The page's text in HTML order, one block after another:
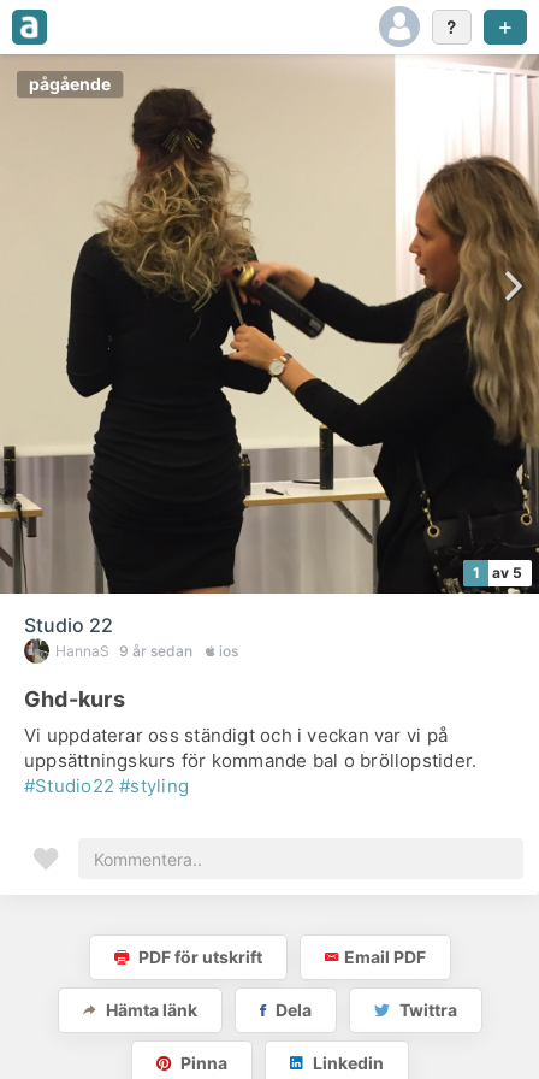
pågående
1 av 5
Studio 22
HannaS 9 år sedan ios
Ghd-kurs
Vi uppdaterar oss ständigt och i veckan var vi på
uppsättningskurs för kommande bal o bröllopstider.
#Studio22 #styling
PDF för utskrift Email PDF
Hämta länk Dela Twittra
Pinna Linkedin